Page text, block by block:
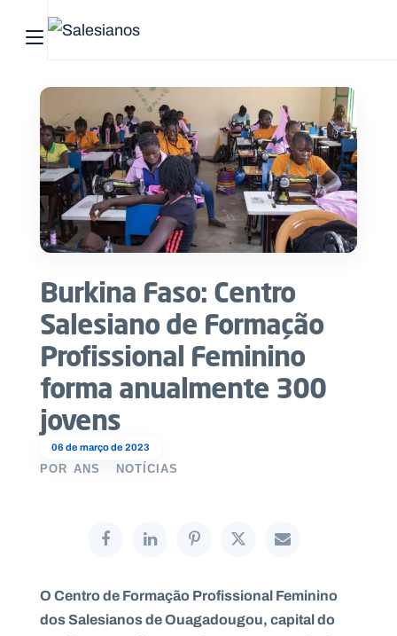
Abrir menu principal
06 de março de 2023
Burkina Faso: Centro
Salesiano de Formação
Profissional Feminino
forma anualmente 300
jovens
POR ANS NOTÍCIAS
O Centro de Formação Profissional Feminino
dos Salesianos de Ouagadougou, capital do
Pesquisar no site
Início
Quem
somos
O
que
fazemos
Recursos
Notícias
O
A
L